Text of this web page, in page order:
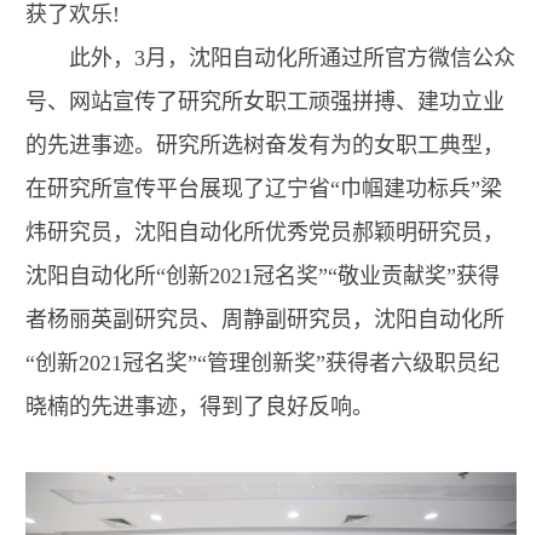
获了欢乐!
此外，3月，沈阳自动化所通过所官方微信公众
号、网站宣传了研究所女职工顽强拼搏、建功立业
的先进事迹。研究所选树奋发有为的女职工典型，
在研究所宣传平台展现了辽宁省“巾帼建功标兵”梁
炜研究员，沈阳自动化所优秀党员郝颖明研究员，
沈阳自动化所“创新2021冠名奖”“敬业贡献奖”获得
者杨丽英副研究员、周静副研究员，沈阳自动化所
“创新2021冠名奖”“管理创新奖”获得者六级职员纪
晓楠的先进事迹，得到了良好反响。